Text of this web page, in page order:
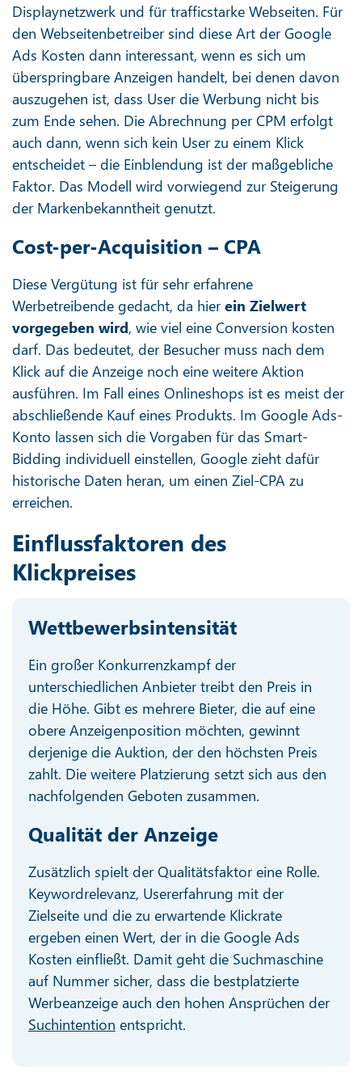
Displaynetzwerk und für trafficstarke Webseiten. Für
den Webseitenbetreiber sind diese Art der Google
Ads Kosten dann interessant, wenn es sich um
überspringbare Anzeigen handelt, bei denen davon
auszugehen ist, dass User die Werbung nicht bis
zum Ende sehen. Die Abrechnung per CPM erfolgt
auch dann, wenn sich kein User zu einem Klick
entscheidet – die Einblendung ist der maßgebliche
Faktor. Das Modell wird vorwiegend zur Steigerung
der Markenbekanntheit genutzt.
Cost-per-Acquisition – CPA
Diese Vergütung ist für sehr erfahrene
Werbetreibende gedacht, da hierein Zielwert
vorgegeben wird, wie viel eine Conversion kosten
darf. Das bedeutet, der Besucher muss nach dem
Klick auf die Anzeige noch eine weitere Aktion
ausführen. Im Fall eines Onlineshops ist es meist der
abschließende Kauf eines Produkts. Im Google Ads-
Konto lassen sich die Vorgaben für das Smart-
Bidding individuell einstellen, Google zieht dafür
historische Daten heran, um einen Ziel-CPA zu
erreichen.
Einflussfaktoren des
Klickpreises
Wettbewerbsintensität
Ein großer Konkurrenzkampf der
unterschiedlichen Anbieter treibt den Preis in
die Höhe. Gibt es mehrere Bieter, die auf eine
obere Anzeigenposition möchten, gewinnt
derjenige die Auktion, der den höchsten Preis
zahlt. Die weitere Platzierung setzt sich aus den
nachfolgenden Geboten zusammen.
Qualität der Anzeige
Zusätzlich spielt der Qualitätsfaktor eine Rolle.
Keywordrelevanz, Usererfahrung mit der
Zielseite und die zu erwartende Klickrate
ergeben einen Wert, der in die Google Ads
Kosten einfließt. Damit geht die Suchmaschine
auf Nummer sicher, dass die bestplatzierte
Werbeanzeige auch den hohen Ansprüchen der
Suchintention entspricht.